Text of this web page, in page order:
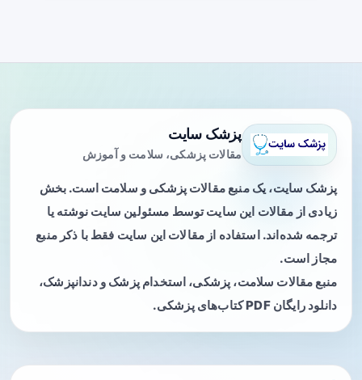
پزشک سایت
مقالات پزشکی، سلامت و آموزش
پزشک سایت، یک منبع مقالات پزشکی و سلامت است. بخش
زیادی از مقالات این سایت توسط مسئولین سایت نوشته یا
ترجمه شده‌اند. استفاده از مقالات این سایت فقط با ذکر منبع
مجاز است.
منبع مقالات سلامت، پزشکی، استخدام پزشک و دندانپزشک،
دانلود رایگان PDF کتاب‌های پزشکی.